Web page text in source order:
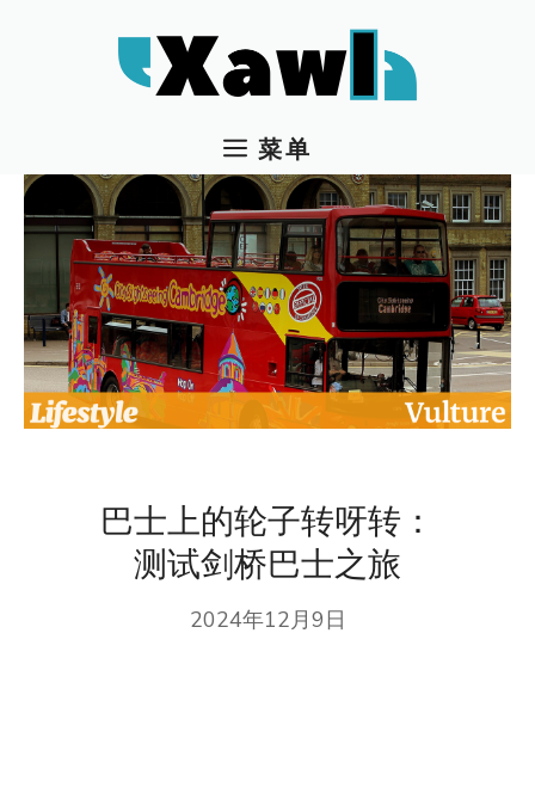
菜单
巴士上的轮子转呀转：
测试剑桥巴士之旅
2024年12月9日